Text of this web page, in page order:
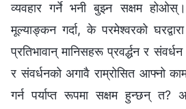
व्यवहार गर्ने भनी बुझ्न सक्षम
मूल्याङ्कन गर्दा, के परमेश्‍वरको
प्रतिभावान् मानिसहरू प्रवर्द्धन र संवर्धन
र संवर्धनको अगावै राम्रोसित आफ्नो
गर्न पर्याप्त रूपमा सक्षम हुन्छन्